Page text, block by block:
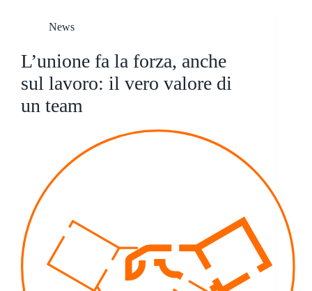
News
L’unione fa la forza, anche
sul lavoro: il vero valore di
un team